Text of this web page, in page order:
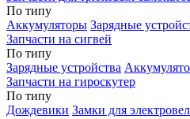
По типу
Аккумуляторы Зарядные
Запчасти на сигвей
По типу
Зарядные устройства
Запчасти на гироскутер
По типу
Дождевики Замки для